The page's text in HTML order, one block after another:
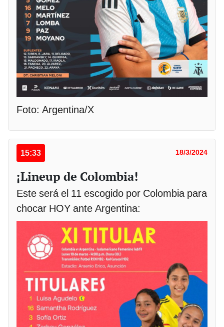
Foto: Argentina/X
15:33 18/3/2024
¡Lineup de Colombia!
Este será el 11 escogido por Colombia para
chocar HOY ante Argentina: